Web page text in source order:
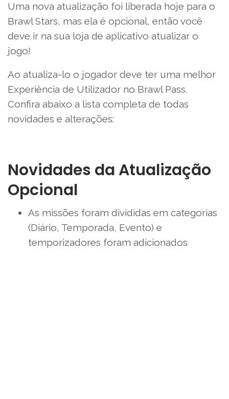
Uma nova atualização foi liberada hoje para o
Brawl Stars, mas ela é opcional, então você
deve ir na sua loja de aplicativo atualizar o
jogo!
Ao atualiza-lo o jogador deve ter uma melhor
Experiência de Utilizador no Brawl Pass.
Confira abaixo a lista completa de todas
novidades e alterações:
Novidades da Atualização
Opcional
As missões foram divididas em categorias
(Diário, Temporada, Evento) e
temporizadores foram adicionados